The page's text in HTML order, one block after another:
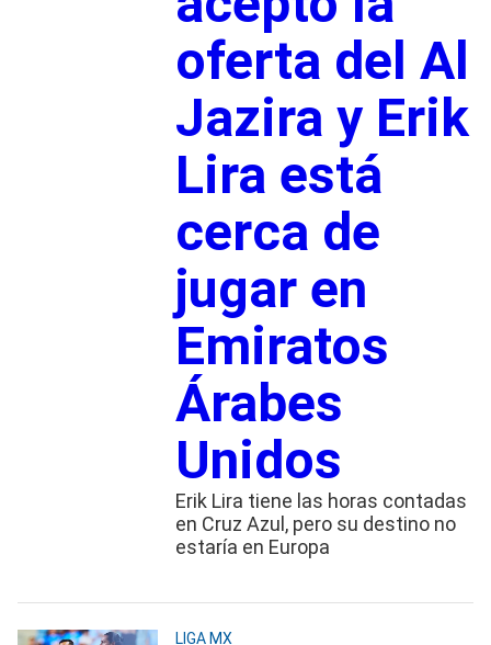
oferta del Al
Jazira y Erik
Lira está
cerca de
jugar en
Emiratos
Árabes
Unidos
Erik Lira tiene las horas contadas
en Cruz Azul, pero su destino no
estaría en Europa
LIGA MX